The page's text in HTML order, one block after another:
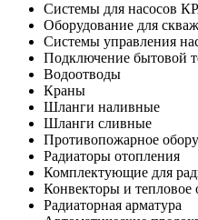
Системы для насосов
Оборудование для
Системы управления
Подключение бытовой
Водоотводы
Краны
Шланги наливные
Шланги сливные
Противопожарное
Радиаторы отопления
Комплектующие для
Конвекторы и тепловое
Радиаторная арматура